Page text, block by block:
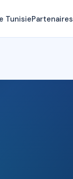
TunisiePartenaires